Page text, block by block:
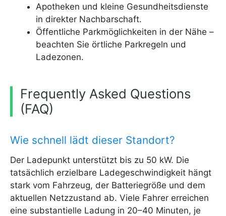
Apotheken und kleine Gesundheitsdienste
in direkter Nachbarschaft.
Öffentliche Parkmöglichkeiten in der Nähe –
beachten Sie örtliche Parkregeln und
Ladezonen.
Frequently Asked Questions
(FAQ)
Wie schnell lädt dieser Standort?
Der Ladepunkt unterstützt bis zu 50 kW. Die
tatsächlich erzielbare Ladegeschwindigkeit hängt
stark vom Fahrzeug, der Batteriegröße und dem
aktuellen Netzzustand ab. Viele Fahrer erreichen
eine substantielle Ladung in 20–40 Minuten, je